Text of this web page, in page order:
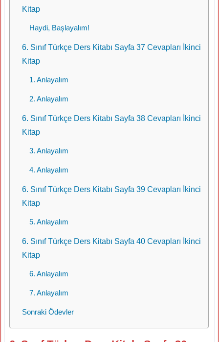
Kitap
Haydi, Başlayalım!
6. Sınıf Türkçe Ders Kitabı Sayfa 37 Cevapları İkinci
Kitap
1. Anlayalım
2. Anlayalım
6. Sınıf Türkçe Ders Kitabı Sayfa 38 Cevapları İkinci
Kitap
3. Anlayalım
4. Anlayalım
6. Sınıf Türkçe Ders Kitabı Sayfa 39 Cevapları İkinci
Kitap
5. Anlayalım
6. Sınıf Türkçe Ders Kitabı Sayfa 40 Cevapları İkinci
Kitap
6. Anlayalım
7. Anlayalım
Sonraki Ödevler